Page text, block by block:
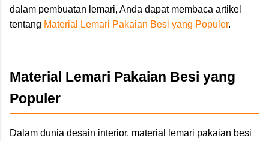
dalam pembuatan lemari, Anda dapat membaca artikel
tentang Material Lemari Pakaian Besi yang Populer.
Material Lemari Pakaian Besi yang
Populer
Dalam dunia desain interior, material lemari pakaian besi